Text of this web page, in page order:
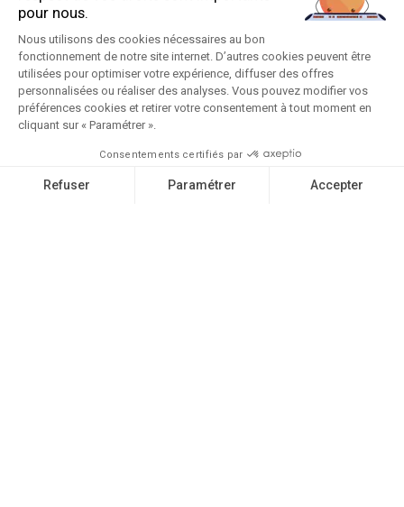
Par courrier : Association Écran Sonique
4 Rue de l'Abbaye
50000 Saint-Lô
Par mail :contact@lenormandy.net
Par Tel. :02-33-57-60-96
Restez informé
Pour être tenu.e au courant de notre actualité, inscrivez-vous
S'INSCRIRE